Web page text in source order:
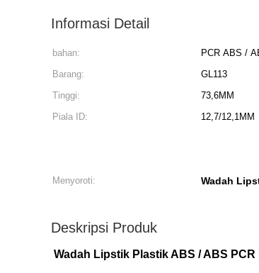
Informasi Detail
bahan: PCR ABS /
Barang:
GL113
Tinggi:
73,6MM
Piala ID:
12,7/12,1MM
Menyoroti: Wadah
Deskripsi Produk
Wadah Lipstik Plastik ABS / ABS